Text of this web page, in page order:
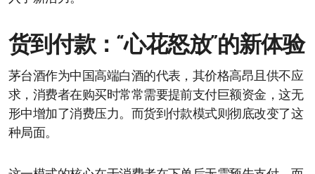
货到付款：“心花怒放”的新体验
茅台酒作为中国高端白酒的代表，其价格高昂且供不应
求，消费者在购买时常常需要提前支付巨额资金，这无
形中增加了消费压力。而货到付款模式则彻底改变了这
种局面。